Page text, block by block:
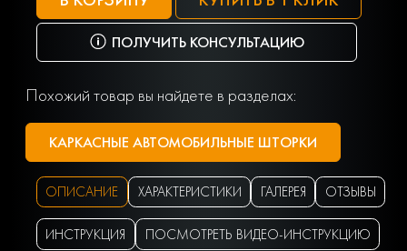
ПОЛУЧИТЬ КОНСУЛЬТАЦИЮ
Похожий товар вы найдете в разделах:
КАРКАСНЫЕ АВТОМОБИЛЬНЫЕ ШТОРКИ
ОПИСАНИЕ ХАРАКТЕРИСТИКИ ГАЛЕРЕЯ ОТЗЫВЫ
ИНСТРУКЦИЯ ПОСМОТРЕТЬ ВИДЕО-ИНСТРУКЦИЮ